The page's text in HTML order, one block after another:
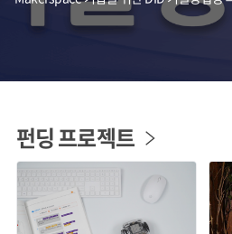
펀딩 프로젝트